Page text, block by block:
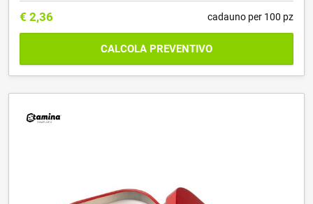
€ 2,36 cadauno per 100 pz
CALCOLA PREVENTIVO